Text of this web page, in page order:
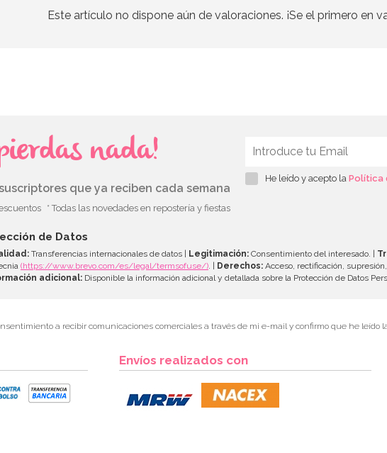
Este artículo no dispone aún de valoraciones. ¡Se el primero en
nada!
que ya reciben cada semana
* Todas las novedades en repostería y fiestas
He leído y acepto la Política
de Datos
Transferencias internacionales de datos | Legitimación: Consentimiento del interesado. |
(https://www.brevo.com/es/legal/termsofuse/) . | Derechos: Acceso, rectificación,
adicional: Disponible la información adicional y detallada sobre la Protección de Datos
a recibir comunicaciones comerciales a través de mi e-mail y confirmo que he leído
Envíos realizados con